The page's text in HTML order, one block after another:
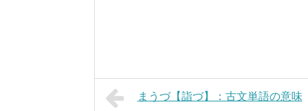
まうづ【詣づ】：古文単語の意味